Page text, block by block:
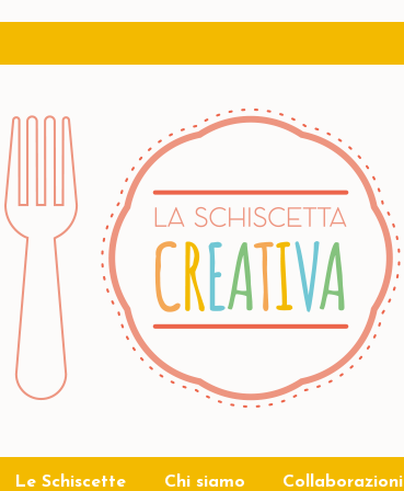
Le Schiscette Chi siamo Collaborazioni